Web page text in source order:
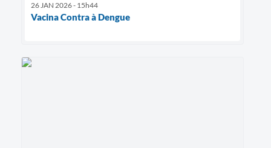
26 JAN 2026 - 15h44
Vacina Contra à Dengue